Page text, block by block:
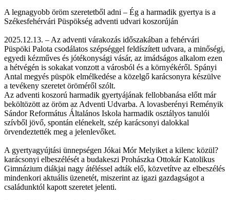
A legnagyobb öröm szeretetből adni – Ég a harmadik gyertya is a
Székesfehérvári Püspökség adventi udvari koszorúján
2025.12.13. – Az adventi várakozás időszakában a fehérvári
Püspöki Palota csodálatos szépséggel feldíszített udvara, a minőségi,
egyedi kézműves és jótékonysági vásár, az imádságos alkalom ezen
a hétvégén is sokakat vonzott a városból és a környékéről. Spányi
Antal megyés püspök elmélkedése a közelgő karácsonyra készülve
a tevékeny szeretet öröméről szólt.
Az adventi koszorú harmadik gyertyájának fellobbanása előtt már
beköltözött az öröm az Adventi Udvarba. A lovasberényi Reményik
Sándor Református Általános Iskola harmadik osztályos tanulói
szívből jövő, spontán elénekelt, szép karácsonyi dalokkal
örvendeztették meg a jelenlevőket.
A gyertyagyújtási ünnepségen Jókai Mór Melyiket a kilenc közül?
karácsonyi elbeszélését a budakeszi Prohászka Ottokár Katolikus
Gimnázium diákjai nagy átéléssel adták elő, közvetítve az elbeszélés
mindenkori aktuális üzenetét, miszerint az igazi gazdagságot a
családunktól kapott szeretet jelenti.